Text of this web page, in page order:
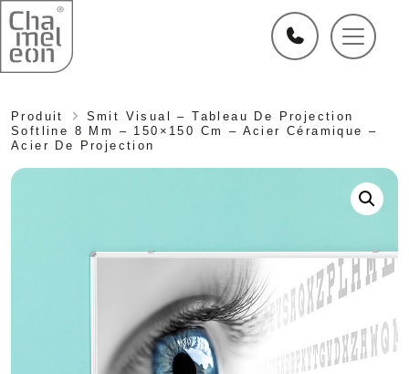
Produit
Smit Visual – Tableau De Projection
Softline 8 Mm – 150×150 Cm – Acier Céramique –
Acier De Projection